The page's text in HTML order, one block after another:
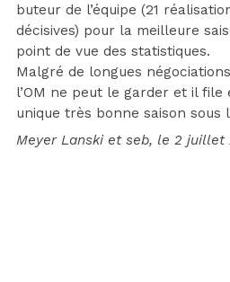
buteur de l’équipe (21
décisives) pour la meilleure
point de vue des statistiques.
Malgré de longues
l’OM ne peut le garder et il file
unique très bonne saison sous
Meyer Lanski et seb, le 2 juillet